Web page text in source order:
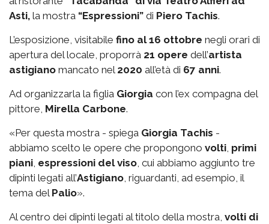
Asti, la mostra “Espressioni” di Piero Tachis.
L’esposizione, visitabile fino al 16 ottobre negli orari di
apertura del locale, proporrà 21 opere dell’artista
astigiano mancato nel 2020 all’età di 67 anni.
Ad organizzarla la figlia Giorgia con l’ex compagna del
pittore, Mirella Carbone.
«Per questa mostra - spiega Giorgia Tachis -
abbiamo scelto le opere che propongono volti, primi
piani, espressioni del viso, cui abbiamo aggiunto tre
dipinti legati all’Astigiano, riguardanti, ad esempio, il
tema del Palio».
Al centro dei dipinti legati al titolo della mostra, volti di